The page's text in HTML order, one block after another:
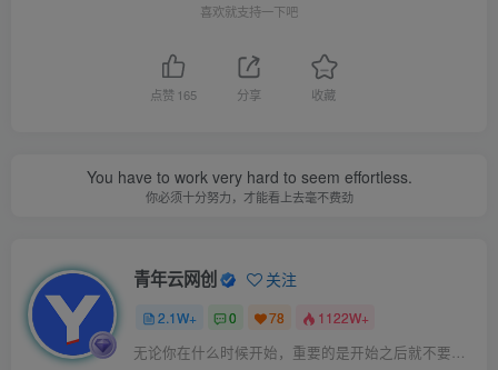
喜欢就支持一下吧
点赞 165 分享 收藏
You have to work very hard to seem effortless.
你必须十分努力，才能看上去毫不费劲
青年云网创 关注
2.1W+ 0 78 1122W+
无论你在什么时候开始，重要的是开始之后就不要停止